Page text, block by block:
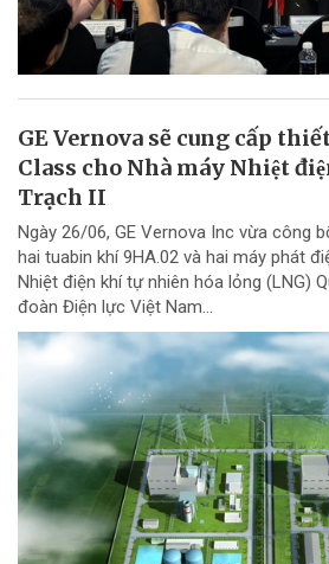
GE Vernova sẽ cung cấp
Class cho Nhà máy Nhiệt
Trạch II
Ngày 26/06, GE Vernova Inc vừa công
hai tuabin khí 9HA.02 và hai máy phát
Nhiệt điện khí tự nhiên hóa lỏng (LNG)
đoàn Điện lực Việt Nam...